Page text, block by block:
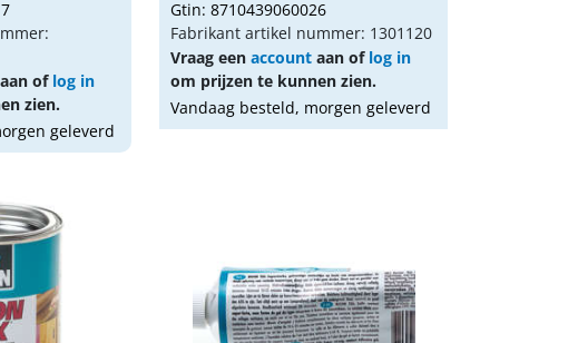
aan of log in
zien.
geleverd
Gtin: 8710439060026
Fabrikant artikel nummer: 1301120
Vraag eenaccount aan of log in
om prijzen te kunnen zien.
Vandaag besteld, morgen geleverd